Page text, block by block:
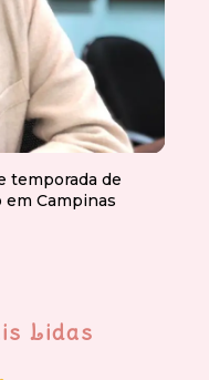
temporada de
em Campinas
Lidas